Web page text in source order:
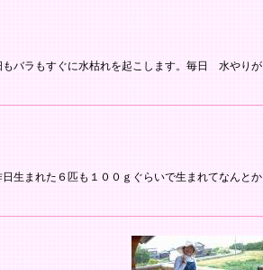
バラもすぐに水枯れを起こします。毎日 水やりが
生まれた６匹も１００ｇぐらいで生まれてなんとか